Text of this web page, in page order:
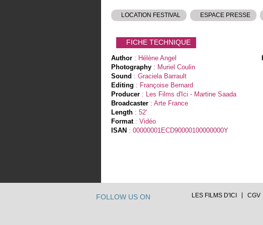
LOCATION FESTIVAL ESPACE PRESSE
FICHE TECHNIQUE
Author : Hélène Angel
Photography : Muriel Coulin
Sound : Graciela Barrault
Editing : Françoise Bernard
Producer : Les Films d'Ici - Martine Saada
Broadcaster : Arte France
Length : 52'
Format: Vidéo
ISAN : 00000001ECD90000100000000Y
FOLLOW US ON LES FILMS D'ICI CGV